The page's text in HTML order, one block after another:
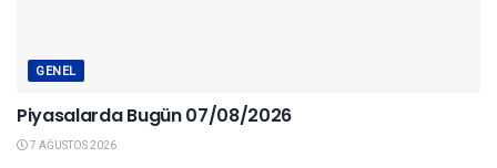
GENEL
Piyasalarda Bugün 07/08/2026
7 AĞUSTOS 2026